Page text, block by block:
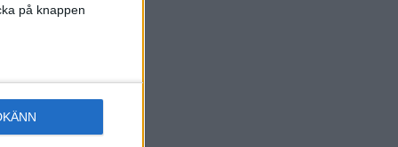
på knappen